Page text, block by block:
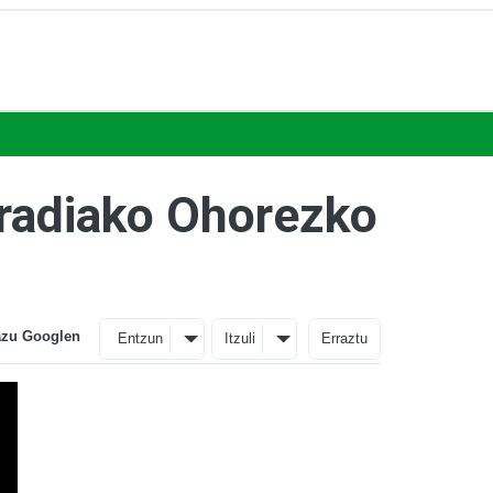
Ohorezko
Googlen Entzun Itzuli Erraztu